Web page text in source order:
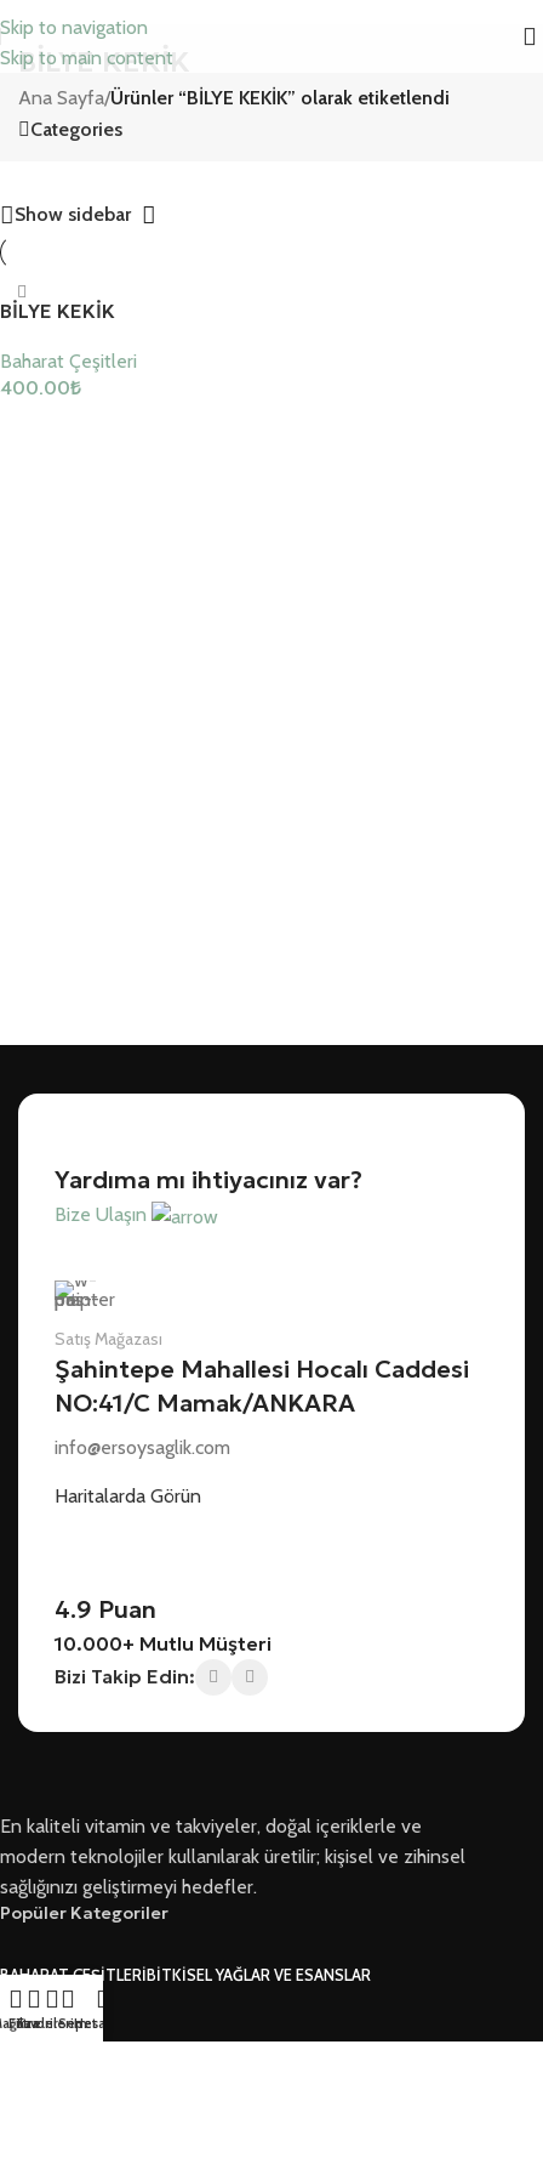
Skip to navigation
Skip to main content
BİLYE KEKİK
Ana Sayfa/Ürünler “BİLYE KEKİK” olarak etiketlendi
Categories
Show sidebar
BİLYE KEKİK
Baharat Çeşitleri
400.00₺
Yardıma mı ihtiyacınız var?
Bize Ulaşın
Satış Mağazası
Şahintepe Mahallesi Hocalı Caddesi
NO:41/C Mamak/ANKARA
info@ersoysaglik.com
Haritalarda Görün
4.9 Puan
10.000+ Mutlu Müşteri
Bizi Takip Edin:
En kaliteli vitamin ve takviyeler, doğal içeriklerle ve
modern teknolojiler kullanılarak üretilir; kişisel ve zihinsel
sağlığınızı geliştirmeyi hedefler.
Popüler Kategoriler
BAHARAT ÇEŞITLERIBITKISEL YAĞLAR VE ESANSLAR
Kurumsal
Filtreler
Favorilerim
Sepet
Hesabım